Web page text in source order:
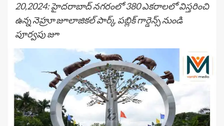
20,2024: హైదరాబాద్ నగరంలో 380 ఎకరాలలో విస్తరించి
ఉన్న నెహ్రూ జూలాజికల్ పార్క్ పబ్లిక్ గార్డెన్స్ నుండి
పూర్వపు జూ